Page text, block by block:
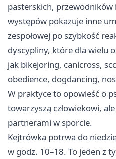
pasterskich, przewodników
występów pokazuje inne
zespołowej po szybkość
dyscypliny, które dla wielu
jak bikejoring, canicross,
obedience, dogdancing,
W praktyce to opowieść o
towarzyszą człowiekowi,
partnerami w sporcie.
Kejtrówka potrwa do
w godz. 10–18. To jeden z